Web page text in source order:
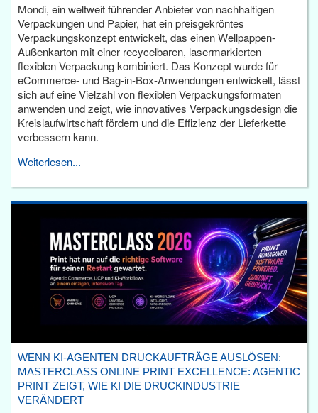
Mondi, ein weltweit führender Anbieter von nachhaltigen
Verpackungen und Papier, hat ein preisgekröntes
Verpackungskonzept entwickelt, das einen Wellpappen-
Außenkarton mit einer recycelbaren, lasermarkierten
flexiblen Verpackung kombiniert. Das Konzept wurde für
eCommerce- und Bag-in-Box-Anwendungen entwickelt, lässt
sich auf eine Vielzahl von flexiblen Verpackungsformaten
anwenden und zeigt, wie innovatives Verpackungsdesign die
Kreislaufwirtschaft fördern und die Effizienz der Lieferkette
verbessern kann.
Weiterlesen...
WENN KI-AGENTEN DRUCKAUFTRÄGE AUSLÖSEN:
MASTERCLASS ONLINE PRINT EXCELLENCE: AGENTIC
PRINT ZEIGT, WIE KI DIE DRUCKINDUSTRIE
VERÄNDERT